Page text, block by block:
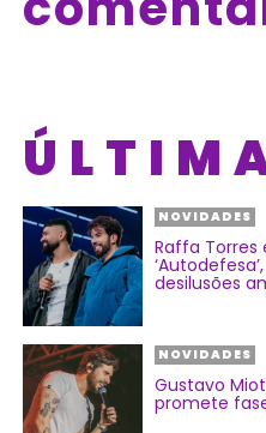
NOVIDADES
Raffa Torres
desilusões
NOVIDADES
Gustavo
promete